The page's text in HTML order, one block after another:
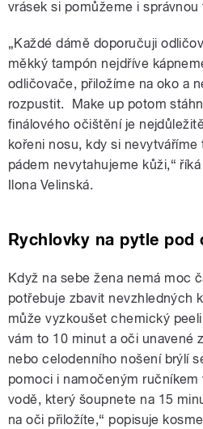
vrásek si pomůžeme i
„Každé dámě doporučuji
měkký tampón nejdříve
odličovače, přiložíme na oko a
rozpustit. Make up potom
finálového očištění je
kořeni nosu, kdy si nevytváříme
pádem nevytahujeme kůži,“
Ilona Velinská.
Rychlovky na pytle pod
Když na sebe žena nemá moc
potřebuje zbavit nevzhledných
může vyzkoušet chemický
vám to 10 minut a oči unavené
nebo celodenního nošení brýlí
pomoci i namočeným
vodě, který šoupnete na 15
na oči přiložíte,“ popisuje